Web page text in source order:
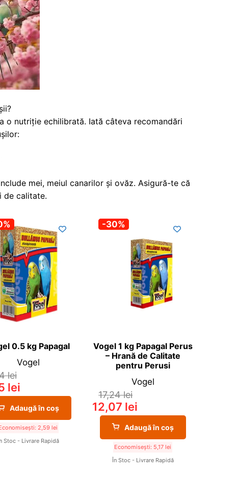
o nutriție echilibrată. Iată câteva recomandări
mei, meiul canarilor și ovăz. Asigură-te că
de calitate.
0.5 kg Papagal
Vogel
lei
lei
Adaugă în coș
2,59lei
Stoc - Livrare Rapidă
-30%
Vogel 1 kg Papagal Perus
– Hrană de Calitate
pentru Perusi
Vogel
17,24lei
12,07 lei
Adaugă în coș
Economisești: 5,17lei
În Stoc - Livrare Rapidă